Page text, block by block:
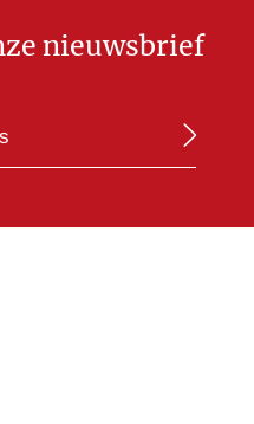
nieuwsbrief